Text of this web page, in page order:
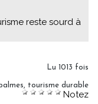
reste sourd à
Lu 1013 fois
, tourisme durable
Notez